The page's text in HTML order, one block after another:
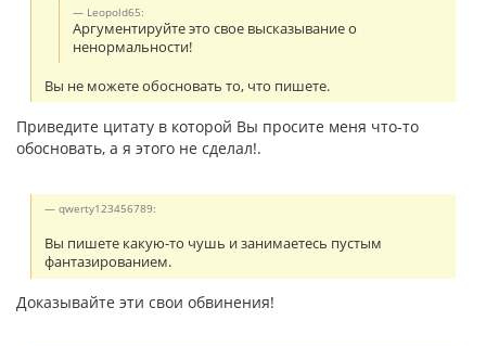
Leopold65:
Аргументируйте это свое высказывание о
ненормальности!
Вы не можете обосновать то, что пишете.
Приведите цитату в которой Вы просите меня что-то
обосновать, а я этого не сделал!.
qwerty123456789:
Вы пишете какую-то чушь и занимаетесь пустым
фантазированием.
Доказывайте эти свои обвинения!